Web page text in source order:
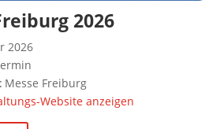
2026
2026
Messe Freiburg
Website anzeigen